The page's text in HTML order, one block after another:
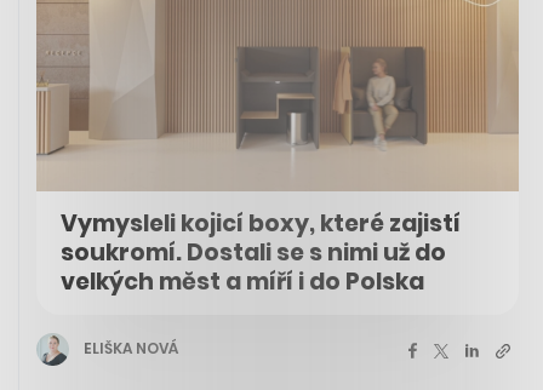
Vymysleli kojicí boxy, které zajistí
soukromí. Dostali se s nimi už do
velkých měst a míří i do Polska
ELIŠKA NOVÁ